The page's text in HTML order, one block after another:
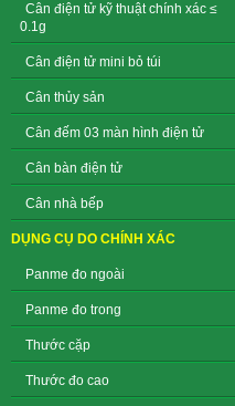
Cân điện tử kỹ thuật chính xác ≤
0.1g
Cân điện tử mini bỏ túi
Cân thủy sản
Cân đếm 03 màn hình điện tử
Cân bàn điện tử
Cân nhà bếp
DỤNG CỤ DO CHÍNH XÁC
Panme đo ngoài
Panme đo trong
Thước cặp
Thước đo cao